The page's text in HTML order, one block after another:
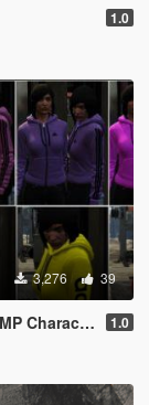
1.0
3,276 39
Character 1.0